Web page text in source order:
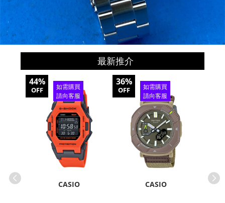
最新推介
44%
OFF
如需購買
請向客服
查詢
CASIO
36%
OFF
如需購買
請向客服
查詢
CASIO